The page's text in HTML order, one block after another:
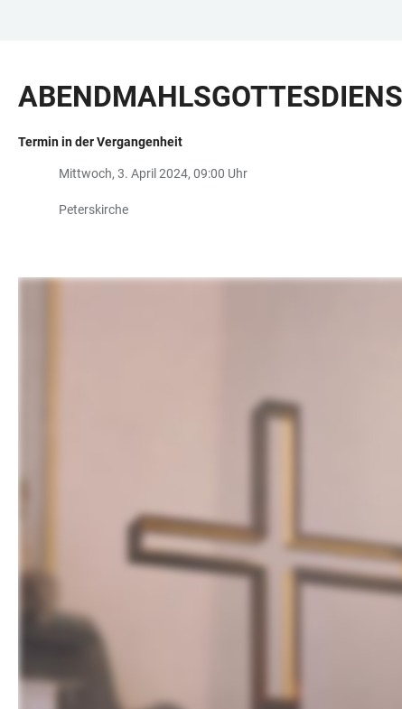
BARRIEREFREIHEIT
Termin in der Vergangenheit
Mittwoch, 3. April 2024, 09:00 Uhr
Peterskirche